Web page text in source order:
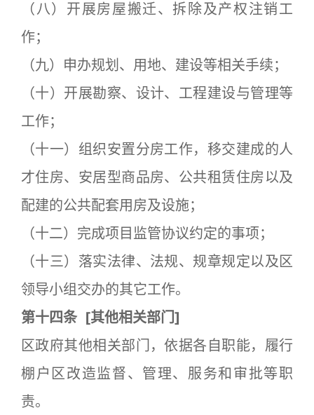
（八）开展房屋搬迁、拆除及产权注销工
作；
（九）申办规划、用地、建设等相关手续；
（十）开展勘察、设计、工程建设与管理等
工作；
（十一）组织安置分房工作，移交建成的人
才住房、安居型商品房、公共租赁住房以及
配建的公共配套用房及设施；
（十二）完成项目监管协议约定的事项；
（十三）落实法律、法规、规章规定以及区
领导小组交办的其它工作。
第十四条 [其他相关部门]
区政府其他相关部门，依据各自职能，履行
棚户区改造监督、管理、服务和审批等职
责。